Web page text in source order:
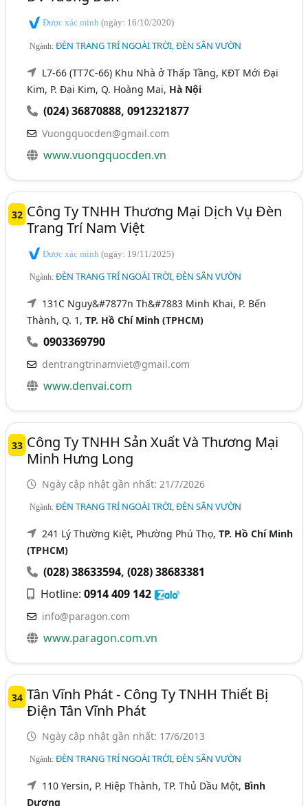
Được xác minh(ngày: 16/10/2020)
Ngành:ĐÈN TRANG TRÍ NGOÀI TRỜI, ĐÈN SÂN VƯỜN
L7-66 (TT7C-66) Khu Nhà ở Thấp Tầng, KĐT Mới Đại
Kim, P. Đại Kim, Q. Hoàng Mai, Hà Nội
(024) 36870888,0912321877
Vuongquocden@gmail.com
www.vuongquocden.vn
32 Công Ty TNHH Thương Mại Dịch Vụ Đèn
Trang Trí Nam Việt
Được xác minh(ngày: 19/11/2025)
Ngành:ĐÈN TRANG TRÍ NGOÀI TRỜI, ĐÈN SÂN VƯỜN
131C Nguy&#7877n Th&#7883 Minh Khai, P. Bến
Thành, Q. 1,TP. Hồ Chí Minh (TPHCM)
0903369790
dentrangtrinamviet@gmail.com
www.denvai.com
33 Công Ty TNHH Sản Xuất Và Thương Mại
Minh Hưng Long
Ngày cập nhật gần nhất: 21/7/2026
Ngành:ĐÈN TRANG TRÍ NGOÀI TRỜI, ĐÈN SÂN VƯỜN
241 Lý Thường Kiệt, Phường Phú Thọ,TP. Hồ Chí Minh
(TPHCM)
(028) 38633594,(028) 38683381
Hotline:0914 409 142
info@paragon.com
www.paragon.com.vn
34 Tân Vĩnh Phát - Công Ty TNHH Thiết Bị
Điện Tân Vĩnh Phát
Ngày cập nhật gần nhất: 17/6/2013
Ngành:ĐÈN TRANG TRÍ NGOÀI TRỜI, ĐÈN SÂN VƯỜN
110 Yersin, P. Hiệp Thành, TP. Thủ Dầu Một, Bình
Dương